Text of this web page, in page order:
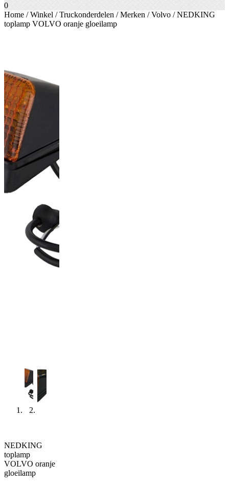
0
Home /Winkel /Truckonderdelen /Merken /Volvo / NEDKING
toplamp VOLVO oranje gloeilamp
NEDKING
toplamp
VOLVO oranje
gloeilamp